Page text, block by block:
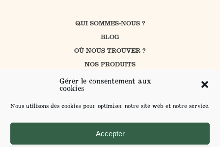
Gérer le consentement aux
cookies
Nous utilisons des cookies pour optimiser notre site web et notre service.
Accepter
QUI SOMMES-NOUS ?
BLOG
OÙ NOUS TROUVER ?
NOS PRODUITS
CUISINER AVEC PROSAIN
NOS ENGAGEMENTS
CONTACT
ENVOYER VOS SUGGESTIONS